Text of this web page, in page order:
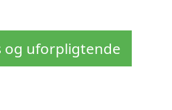
og uforpligtende